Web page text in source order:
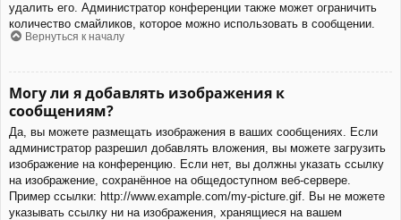
удалить его. Администратор конференции также может ограничить
количество смайликов, которое можно использовать в сообщении.
Вернуться к началу
Могу ли я добавлять изображения к
сообщениям?
Да, вы можете размещать изображения в ваших сообщениях. Если
администратор разрешил добавлять вложения, вы можете загрузить
изображение на конференцию. Если нет, вы должны указать ссылку
на изображение, сохранённое на общедоступном веб-сервере.
Пример ссылки: http://www.example.com/my-picture.gif. Вы не можете
указывать ссылку ни на изображения, хранящиеся на вашем